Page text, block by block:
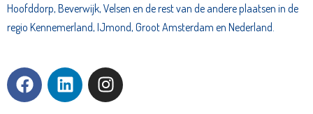
Hoofddorp, Beverwijk, Velsen en de rest van de andere plaatsen in de
regio Kennemerland, IJmond, Groot Amsterdam en Nederland.